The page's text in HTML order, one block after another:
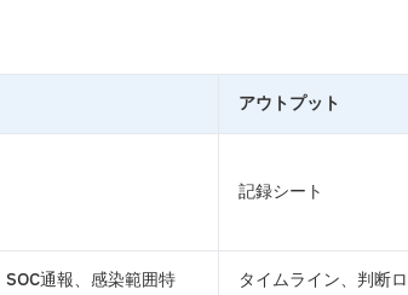
アウトプット
記録シート
通報、感染範囲特
タイムライン、判断ロ